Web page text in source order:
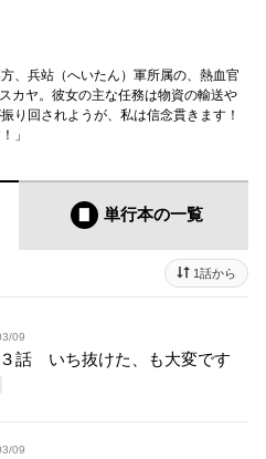
、兵站（へいたん）軍所属の、熱血官
カヤ。彼女の主な任務は物資の輸送や
り回されようが、私は信念貫きます！
」
単行本の一覧
1話から
09
話 いち抜けた、も大変です
09